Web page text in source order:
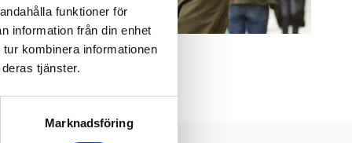
funktioner för
information från din enhet
kombinera informationen
tjänster.
Marknadsföring